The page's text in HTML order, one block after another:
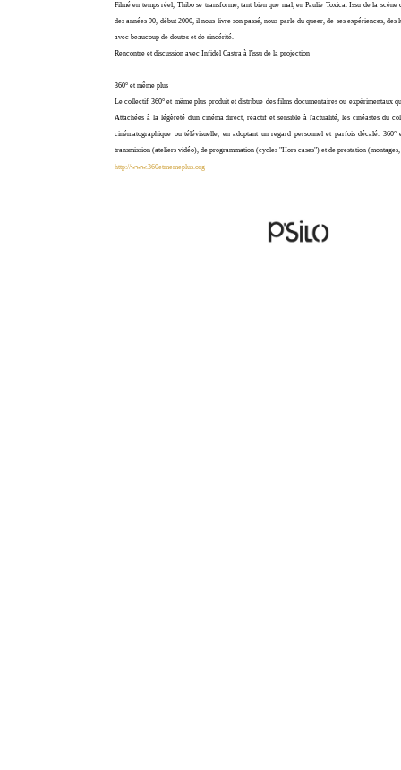
Filmé en temps réel, Thibo se transforme, tant bien que mal, en Paulie Toxica. Issu de la scène
des années 90, début 2000, il nous livre son passé, nous parle du queer, de ses expériences,
avec beaucoup de doutes et de sincérité.
Rencontre et discussion avec Infidel Castra à l'issu de la projection
360° et même plus
Le collectif 360° et même plus produit et distribue des films documentaires ou expérimentaux
Attachées à la légèreté d'un cinéma direct, réactif et sensible à l'actualité, les cinéastes du
cinématographique ou télévisuelle, en adoptant un regard personnel et parfois décalé.
transmission (ateliers vidéo), de programmation (cycles "Hors cases") et de prestation
http://www.360etmemeplus.org